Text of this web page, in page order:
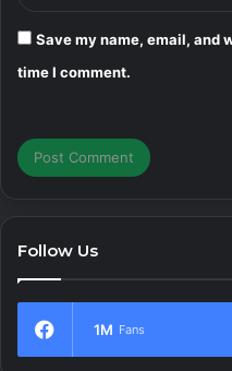
Save my name, email, and
time I comment.
Follow Us
1M Fans